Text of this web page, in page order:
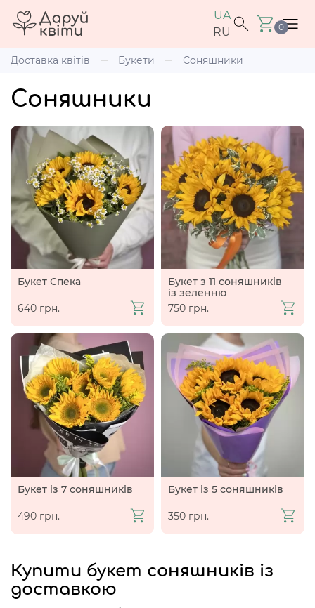
UA
RU
0
Доставка квітів Букети Соняшники
Соняшники
Букет Спека
640 грн.
Букет з 11 соняшників
із зеленню
750 грн.
Букет із 7 соняшників
490 грн.
Букет із 5 соняшників
350 грн.
Купити букет соняшників із
доставкою